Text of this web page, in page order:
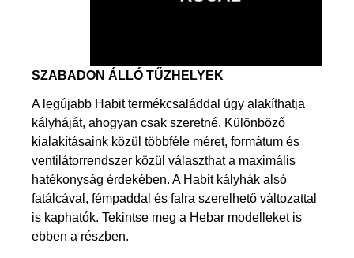
SZABADON ÁLLÓ TŰZHELYEK
A legújabb Habit termékcsaláddal úgy alakíthatja
kályháját, ahogyan csak szeretné. Különböző
kialakításaink közül többféle méret, formátum és
ventilátorrendszer közül választhat a maximális
hatékonyság érdekében. A Habit kályhák alsó
fatálcával, fémpaddal és falra szerelhető változattal
is kaphatók. Tekintse meg a Hebar modelleket is
ebben a részben.